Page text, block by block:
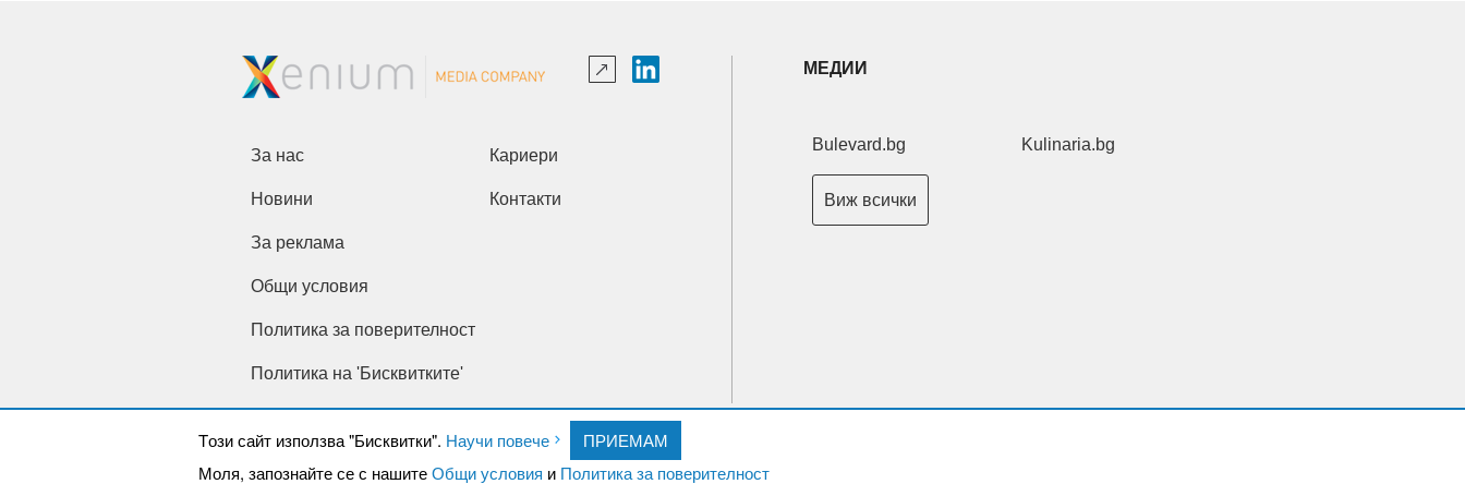
Tози сайт използва "Бисквитки". Научи повече
ПРИЕМАМ
Моля, запознайте се с нашитеОбщи условия и Политика за поверителност
За нас Кариери
Новини Контакти
За реклама
Общи условия
Политика за поверителност
Политика на 'Бисквитките'
МЕДИИ
Bulevard.bg Kulinaria.bg
Виж всички
Copyright © 2026 Ксениум ООД. Всички права запазени.
XeniumCompany.com